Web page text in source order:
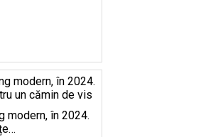
modern, în 2024.